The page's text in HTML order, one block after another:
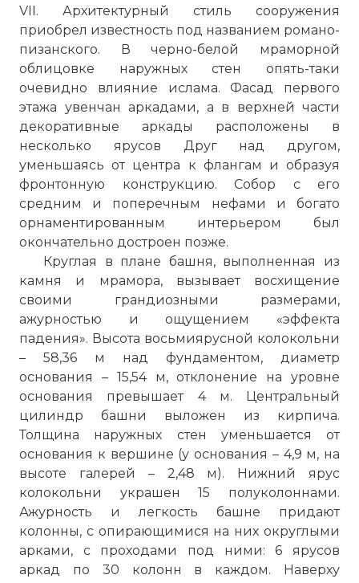
VII. Архитектурный стиль сооружения
приобрел известность под названием романо-
пизанского. В черно-белой мраморной
облицовке наружных стен опять-таки
очевидно влияние ислама. Фасад первого
этажа увенчан аркадами, а в верхней части
декоративные аркады расположены в
несколько ярусов Друг над другом,
уменьшаясь от центра к флангам и образуя
фронтонную конструкцию. Собор с его
средним и поперечным нефами и богато
орнаментированным интерьером был
окончательно достроен позже.
Круглая в плане башня, выполненная из
камня и мрамора, вызывает восхищение
своими грандиозными размерами,
ажурностью и ощущением «эффекта
падения». Высота восьмиярусной колокольни
– 58,36 м над фундаментом, диаметр
основания – 15,54 м, отклонение на уровне
основания превышает 4 м. Центральный
цилиндр башни выложен из кирпича.
Толщина наружных стен уменьшается от
основания к вершине (у основания – 4,9 м, на
высоте галерей – 2,48 м). Нижний ярус
колокольни украшен 15 полуколоннами.
Ажурность и легкость башне придают
колонны, с опирающимися на них округлыми
арками, с проходами под ними: 6 ярусов
аркад по 30 колонн в каждом. Наверху
Пизанская башня (итал. Torre pendente di
Pisa) — колокольная башня, часть
ансамбля городского собора Санта-
Мария Ассунта (Пизанский собор) в
городе Пиза, получившая всемирную
известность благодаря
непреднамеренному наклону.
Фото статьи: